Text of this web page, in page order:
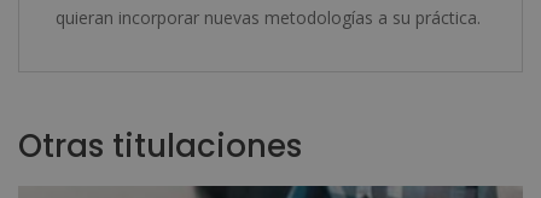
quieran incorporar nuevas metodologías a su práctica.
Otras titulaciones